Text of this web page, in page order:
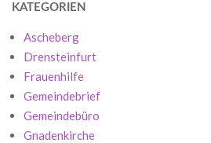
KATEGORIEN
Ascheberg
Drensteinfurt
Frauenhilfe
Gemeindebrief
Gemeindebüro
Gnadenkirche